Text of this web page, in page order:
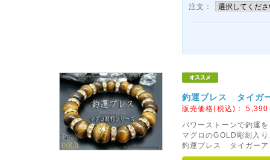
注文：
釣運ブレス タイガ
販売価格(税込)：5,390
パワーストーンで釣運
マグロのGOLD彫刻入
釣運ブレス タイガー